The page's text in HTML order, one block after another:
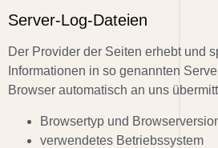
Server-Log-Dateien
Der Provider der Seiten erhebt und
Informationen in so genannten
Browser automatisch an uns
Browsertyp und
verwendetes Betriebssystem